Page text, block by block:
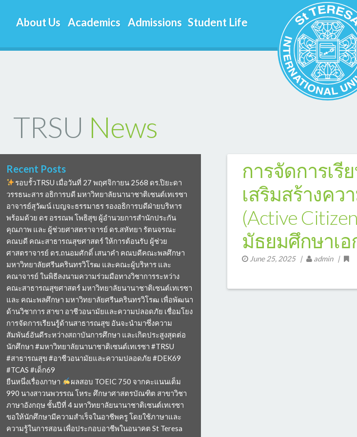
About Us Academics Admissions Student Life
TRSU News
Recent Posts
รอบรั้วTRSU เมื่อวันที่ 27 พฤศจิกายน 2568 ดร.ปิยะดา
วรรธนะสาร อธิการบดี มหาวิทยาลัยนานาชาติเซนต์เทเรซา
อาจารย์สุวัฒน์ เบญจะธรรมาธร รองอธิการบดีฝ่ายบริหาร
พร้อมด้วย ดร อรรณพ โพธิสุข ผู้อำนวยการสำนักประกัน
คุณภาพ และ ผู้ช่วยศาสตราจารย์ ดร.สหัทยา รัตนจรณะ
คณบดี คณะสาธารณสุขศาสตร์ ให้การต้อนรับ ผู้ช่วย
ศาสตราจารย์ ดร.ถนอมศักดิ์ เสนาคำ คณบดีคณะพลศึกษา
มหาวิทยาลัยศรีนครินทรวิโรฒ และคณะผู้บริหาร และ
คณาจารย์ ในพิธีลงนามความร่วมมือทางวิชาการระหว่าง
คณะสาธารณสุขศาสตร์ มหาวิทยาลัยนานาชาติเซนต์เทเรซา
และ คณะพลศึกษา มหาวิทยาลัยศรีนครินทรวิโรฒ เพื่อพัฒนา
ด้านวิชาการ สาขา อาชีวอนามัยและความปลอดภัย เชื่อมโยง
การจัดการเรียนรู้ด้านสาธารณสุข อันจะนำมาซึ่งความ
สัมพันธ์อันดีระหว่างสถาบันการศึกษา และเกิดประสูงสุดต่อ
นักศึกษา #มหาวิทยาลัยนานาชาติเซนต์เทเรซา #TRSU
#สาธารณสุข #อาชีวอนามัยและความปลอดภัย #DEK69
#TCAS #เด็ก69
ยืนหนึ่งเรื่องภาษา
ผลสอบ TOEIC 750 จากคะแนนเต็ม
990 นางสาวนพวรรณ โหระ ศึกษาศาสตรบัณฑิต สาขาวิชา
ภาษาอังกฤษ ชั้นปีที่ 4 มหาวิทยาลัยนานาชาติเซนต์เทเรซา
ขอให้นักศึกษามีความสำเร็จในอาชีพครู โดยใช้ภาษาและ
ความรู้ในการสอน เพื่อประกอบอาชีพในอนาคต St Teresa
การจัดการเรี
เสริมสร้างคว
(Active
มัธยมศึกษาเ
June 25, 2025| admin |